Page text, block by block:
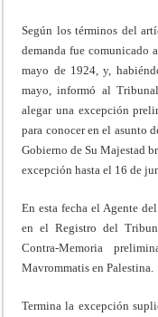
Según los términos del
demanda fue comunicado
mayo de 1924, y,
mayo, informó al
alegar una excepción
para conocer en el asunto
Gobierno de Su Majestad
excepción hasta el 16 de
En esta fecha el Agente
en el Registro del
Contra-Memoria
Mavrommatis en Palestina.
Termina la excepción